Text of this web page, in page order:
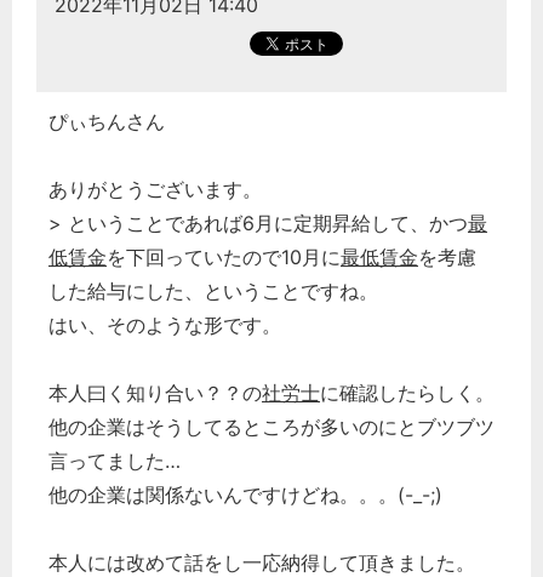
2022年11月02日 14:40
ぴぃちんさん
ありがとうございます。
> ということであれば6月に定期昇給して、かつ最
低賃金を下回っていたので10月に最低賃金を考慮
した給与にした、ということですね。
はい、そのような形です。
本人曰く知り合い？？の社労士に確認したらしく。
他の企業はそうしてるところが多いのにとブツブツ
言ってました…
他の企業は関係ないんですけどね。。。(-_-;)
本人には改めて話をし一応納得して頂きました。
経営の知恵